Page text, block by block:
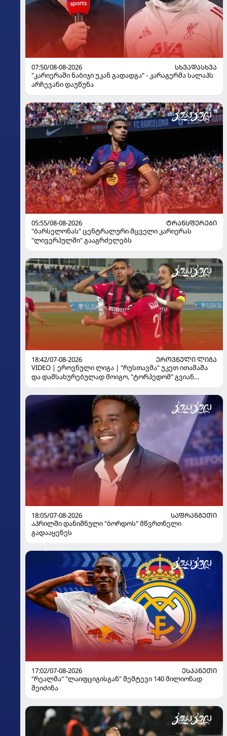
07:50/08-08-2026
ᲡᲮᲕᲐᲓᲐᲡᲮᲕᲐ
"კარიერაში ნაბიჯი უკან გადადგა" - კარაგერმა სალაჰს
არჩევანი დაუწუნა
05:55/08-08-2026
ᲢᲠᲐᲜᲡᲤᲔᲠᲔᲑᲘ
"ბარსელონას" ცენტრალური მცველი კარიერას
"ლივერპულში" გააგრძელებს
18:42/07-08-2026
ᲔᲠᲝᲕᲜᲣᲚᲘ ᲚᲘᲒᲐ
VIDEO | ეროვნული ლიგა | "რუსთავმა" უკეთ ითამაშა
და დამსახურებულად მოიგო, "ტორპედომ" გვიან
18:05/07-08-2026
ᲡᲐᲤᲠᲐᲜᲒᲔᲗᲘ
აპრილში დანიშნული "ბორდოს" მწვრთნელი
გადააყენეს
17:02/07-08-2026
ᲔᲡᲞᲐᲜᲔᲗᲘ
"რეალმა" "ლაიფციგისგან" შემტევი 140 მილიონად
შეიძინა